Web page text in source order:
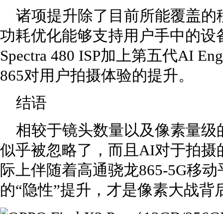
诸项提升除了目前所能覆盖的
功耗优化能够支持用户手中的设
Spectra 480 ISP加上第五代AI
865对用户拍摄体验的提升。
结语
相较于镜头数量以及像素量级
似乎被忽略了，而且AI对于拍
际上伴随着高通骁龙865-5G移
的“隐性”提升，才是像素大战背